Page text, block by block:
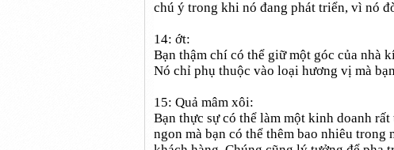
chú ý trong khi nó đang phát triển, vì nó
14: ớt:
Bạn thậm chí có thể giữ một góc của nhà
Nó chỉ phụ thuộc vào loại hương vị mà
15: Quả mâm xôi:
Bạn thực sự có thể làm một kinh doanh
ngon mà bạn có thể thêm bao nhiêu